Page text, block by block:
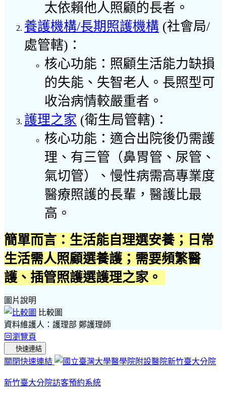
太依賴他人照顧的長者。
養護機構/長期照護機構 (社會局/
處管轄)：
核心功能：照顧生活能力缺損
的失能、失智老人。長照型可
收治病情較嚴重者。
護理之家 (衛生局管轄)：
核心功能：適合出院後仍需護
理、有三管（鼻胃管、尿管、
氣切管）、慢性病需高專業度
醫療照護的長輩，醫護比最
高。
簡單而言：生活能自理選安養；日常
生活需人照顧選養護；需要頻繁醫
護、插管照護選護理之家。
圖片說明
比較圖
資料維護人：護理部 鄭護理師
回瀏覽頁
快速連結
關閉快速連結
新竹臺大分院訪客預約系統